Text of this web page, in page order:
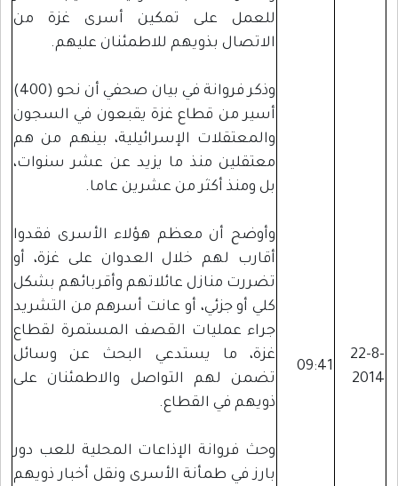
22-8-
2014
09:41
للعمل على تمكين أسرى غزة من
الاتصال بذويهم للاطمئنان عليهم.
وذكر فروانة في بيان صحفي أن نحو (400)
أسير من قطاع غزة يقبعون في السجون
والمعتقلات الإسرائيلية، بينهم من هم
معتقلين منذ ما يزيد عن عشر سنوات،
بل ومنذ أكثر من عشرين عاما.
وأوضح أن معظم هؤلاء الأسرى فقدوا
أقارب لهم خلال العدوان على غزة، أو
تضررت منازل عائلاتهم وأقربائهم بشكل
كلي أو جزئي، أو عانت أسرهم من التشريد
جراء عمليات القصف المستمرة لقطاع
غزة، ما يستدعي البحث عن وسائل
تضمن لهم التواصل والاطمئنان على
ذويهم في القطاع.
وحث فروانة الإذاعات المحلية للعب دور
بارز في طمأنة الأسرى ونقل أخبار ذويهم